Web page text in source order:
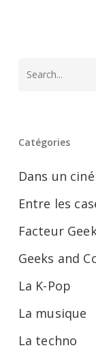
Catégories
Dans un
Entre les
Facteur
Geeks and
La K-Pop
La musique
La techno